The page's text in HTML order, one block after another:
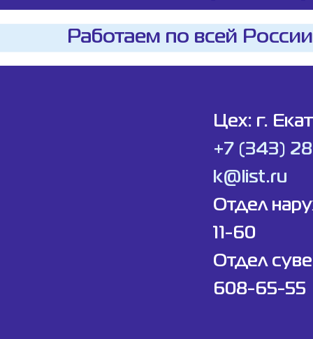
Работаем по всей
Цех: г.
+7 (343)
k@list.ru
Отдел
11-60
Отдел
608-65-55